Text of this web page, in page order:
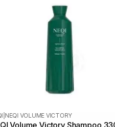
NEQI VOLUME VICTORY
Volume Victory Shampoo